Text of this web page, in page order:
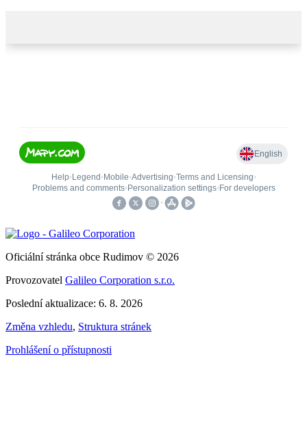
Oficiální stránka obce Rudimov © 2026
Provozovatel Galileo Corporation s.r.o.
Poslední aktualizace: 6. 8. 2026
Změna vzhledu, Struktura stránek
Prohlášení o přístupnosti